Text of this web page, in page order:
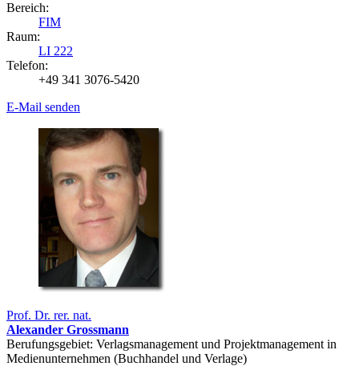
Bereich:
FIM
Raum:
LI 222
Telefon:
+49 341 3076-5420
E-Mail senden
Prof. Dr. rer. nat.
Alexander Grossmann
Berufungsgebiet: Verlagsmanagement und Projektmanagement in
Medienunternehmen (Buchhandel und Verlage)